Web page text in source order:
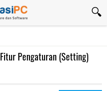
Pengaturan (Setting)